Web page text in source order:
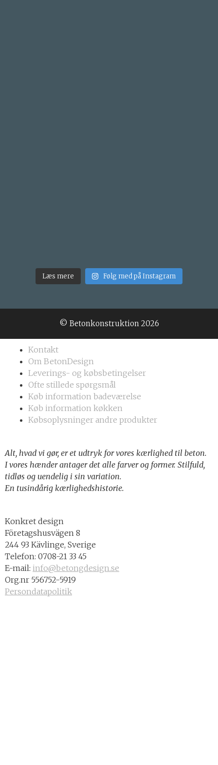
Læs mere Følg med på Instagram
© Betonkonstruktion 2026
Kontakt
Om BetonDesign
Leverings- og købsbetingelser
Ofte stillede spørgsmål
Køb information badeværelse
Køb information køkken
Købsoplysninger andre produkter
Alt, hvad vi gør, er et udtryk for vores kærlighed til beton.
I vores hænder antager det alle farver og former. Stilfuld,
tidløs og uendelig i sin variation.
En tusindårig kærlighedshistorie.
Konkret design
Företagshusvägen 8
244 93 Kävlinge, Sverige
Telefon: 0708-21 33 45
E-mail: info@betongdesign.se
Org.nr 556752-5919
Persondatapolitik